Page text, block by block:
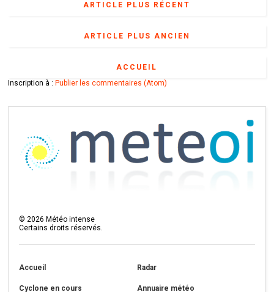
ARTICLE PLUS RÉCENT
ARTICLE PLUS ANCIEN
ACCUEIL
Inscription à : Publier les commentaires (Atom)
©2026 Météo intense
Certains droits réservés.
Accueil Radar
Cyclone en cours Annuaire météo